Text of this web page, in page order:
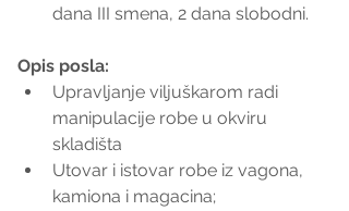
dana III smena, 2 dana slobodni.
Opis posla:
Upravljanje viljuškarom radi
manipulacije robe u okviru
skladišta
Utovar i istovar robe iz vagona,
kamiona i magacina;